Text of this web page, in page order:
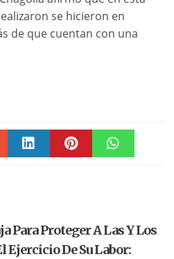
se hicieron en
de que cuentan con una
Para Proteger A Las Y Los
Ejercicio De Su Labor: